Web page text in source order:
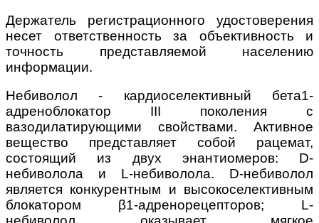
Держатель регистрационного удостоверения
несет ответственность за объективность и
точность представляемой населению
информации.
Небиволол - кардиоселективный бета1-
адреноблокатор III поколения с
вазодилатирующими свойствами. Активное
вещество представляет собой рацемат,
состоящий из двух энантиомеров: D-
небиволола и L-небиволола. D-небиволол
является конкурентным и высокоселективным
блокатором β1-адренорецепторов; L-